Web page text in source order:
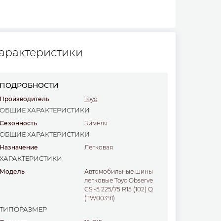
ПОДРОБНОСТИ
Производитель Toyo
ОБЩИЕ ХАРАКТЕРИСТИКИ
Сезонность Зимняя
ОБЩИЕ ХАРАКТЕРИСТИКИ
Назначение легковая
ХАРАКТЕРИСТИКИ
Модель
Автомобильные шины
легковые Toyo Observe
GSi-5 225/75 R15 (102) Q
(TW00391)
ТИПОРАЗМЕР